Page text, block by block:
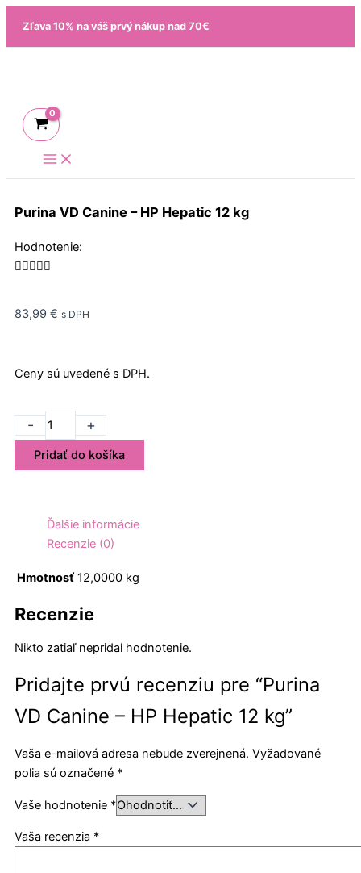
Preskočiť
obsah
Zľava 10% na váš prvý nákup nad 70€
Purina VD Canine – HP Hepatic 12 kg
Hodnotenie:

Rated
83,99 € s DPH
Ceny sú uvedené s DPH.
-
množstvo
Purina
Hepatic
kg
+
Pridať do košíka
Ďalšie informácie
Recenzie (0)
Hmotnosť 12,0000 kg
Recenzie
Nikto zatiaľ nepridal hodnotenie.
Pridajte prvú recenziu pre “Purina
VD Canine – HP Hepatic 12 kg”
Vaša e-mailová adresa nebude zverejnená. Vyžadované
polia sú označené *
Vaše hodnotenie *
Vaša recenzia *